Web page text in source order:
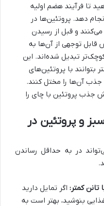
تا فرآیند هضم اولیه
دهد. پروتئین‌ها در
و قبل از رسیدن
قابل توجهی از آن‌ها به
تبدیل شده‌اند. این
بتوانند با پروتئین‌های
آن‌ها را مختل کنند.
جذب پروتئین با چای را
و پروتئین در
در به حداقل رساندن
کمتر: اگر تمایل دارید
بنوشید، بهتر است به